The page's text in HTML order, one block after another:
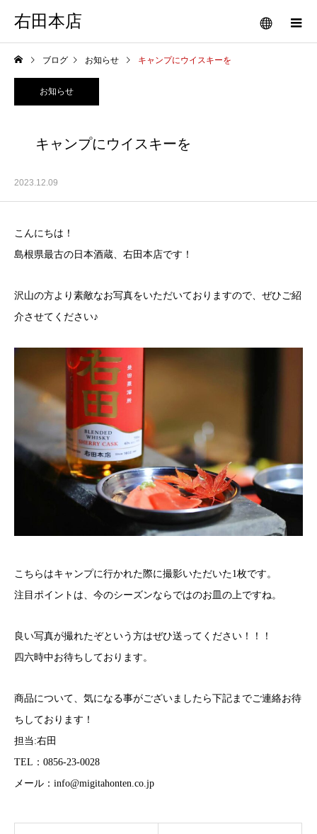
右田本店
ブログ お知らせ キャンプにウイスキーを
お知らせ
キャンプにウイスキーを
2023.12.09
こんにちは！
島根県最古の日本酒蔵、右田本店です！
沢山の方より素敵なお写真をいただいておりますので、ぜひご紹
介させてください♪
こちらはキャンプに行かれた際に撮影いただいた1枚です。
注目ポイントは、今のシーズンならではのお皿の上ですね。
良い写真が撮れたぞという方はぜひ送ってください！！！
四六時中お待ちしております。
商品について、気になる事がございましたら下記までご連絡お待
ちしております！
担当:右田
TEL：0856-23-0028
メール：info@migitahonten.co.jp